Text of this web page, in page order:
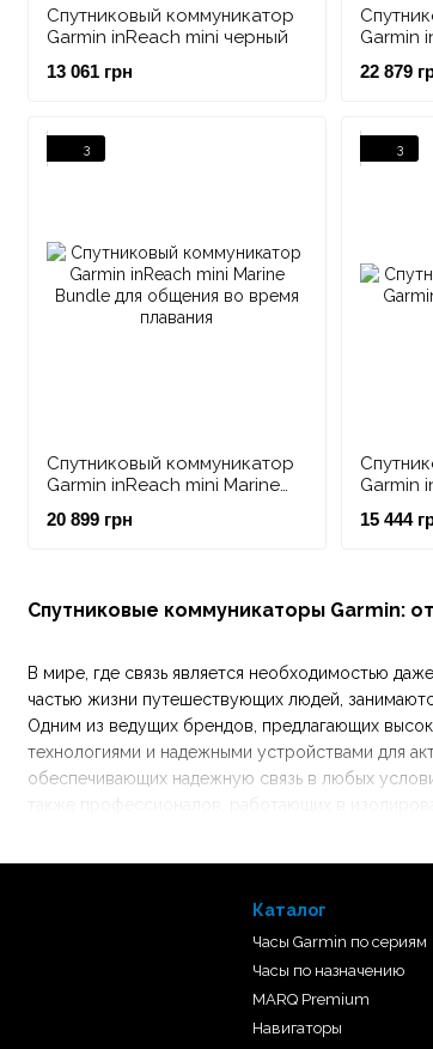
Спутниковые коммуникаторы Garmin:
В мире, где связь является необходимостью
частью жизни путешествующих людей,
Одним из ведущих брендов, предлагающих
технологиями и надежными устройствами для
обеспечивающих надежную связь в любых
Спутниковый коммуникатор
Garmin inReach mini черный
13 061 грн
Garmin
22 879
3
Спутниковый коммуникатор
Garmin inReach mini Marine
время плавания
20 899 грн
3
Garmin
15 444
Каталог
Часы Garmin по сериям
Часы по назначению
MARQ Premium
Навигаторы